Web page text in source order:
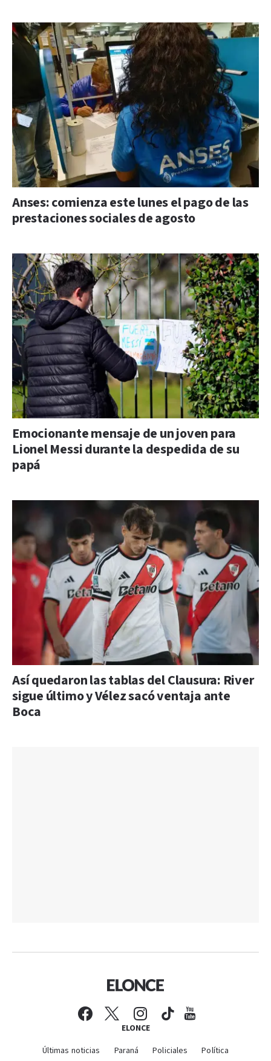
Anses: comienza este lunes el pago de las
prestaciones sociales de agosto
Emocionante mensaje de un joven para
Lionel Messi durante la despedida de su
papá
Así quedaron las tablas del Clausura: River
sigue último y Vélez sacó ventaja ante
Boca
ELONCE
Últimas noticias Paraná Policiales Política